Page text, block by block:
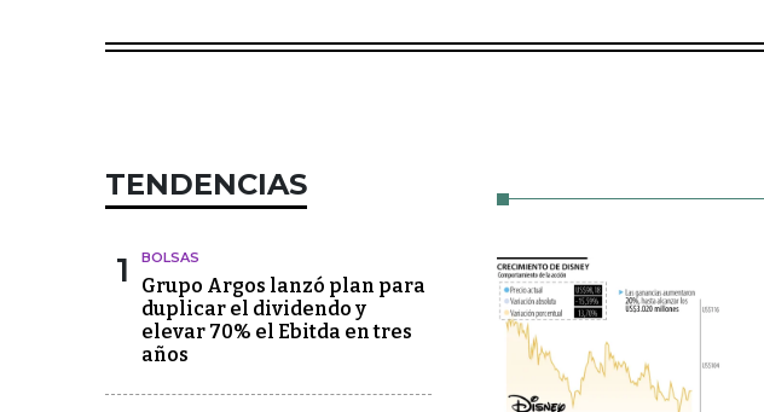
TENDENCIAS
1 BOLSAS
Grupo Argos lanzó plan para
duplicar el dividendo y
elevar 70% el Ebitda en tres
años